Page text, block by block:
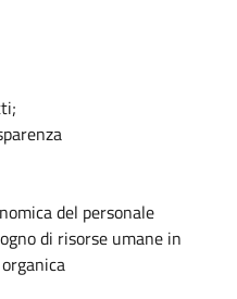
del personale
di risorse umane in